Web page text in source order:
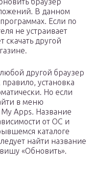
В данном
Если по
не устраивает
другой
другой браузер
установка
Но если
в меню
Apps. Название
от ОС и
каталоге
найти название
«Обновить».